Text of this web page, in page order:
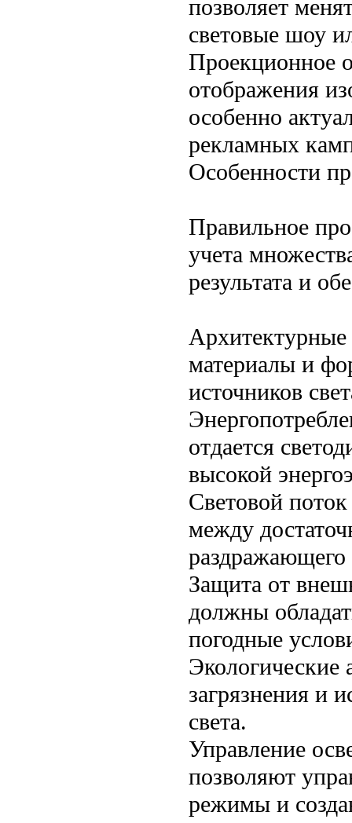
позволяет
световые шоу
Проекционное
отображения
особенно
рекламных
Особенности
Правильное
учета
результата и
материалы и
источников
отдается
высокой
Световой
между
раздражающего
Защита от
должны
погодные
Экологические
загрязнения и
света.
Управление
позволяют
режимы и